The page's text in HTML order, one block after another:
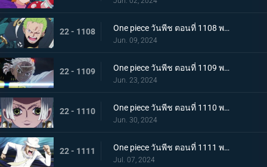
22 - 1108 One piece วันพีช ตอนที่ 1108 พากย์ไทย ไม่เข้าใจ การก่อกบฏของเซราฟิม
Jun. 09, 2024
22 - 1109 One piece วันพีช ตอนที่ 1109 พากย์ไทย การตัดสินใจอันยากลำบาก แนวรบศึกร่วมอันแปลกประหลาด
Jun. 23, 2024
22 - 1110 One piece วันพีช ตอนที่ 1110 พากย์ไทย รอดชีวิต! การต่อสู้ที่อันตรายถึงชีวิตด้วยรูปแบบที่แข็งแกร่งที่สุดของมนุษยชาติ!
Jun. 30, 2024
22 - 1111 One piece วันพีช ตอนที่ 1111 พากย์ไทย โอฮาระที่สอง! ความทะเยอทะยานของผู้บงการ!
Jul. 07, 2024